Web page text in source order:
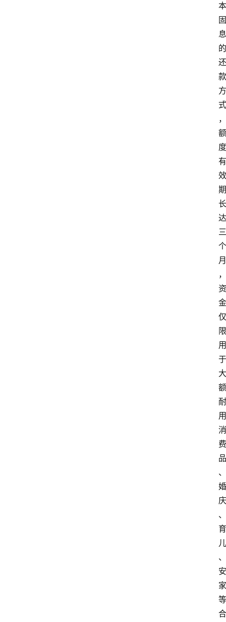
本
固
息
的
还
款
方
式
，
额
度
有
效
期
长
达
三
个
月
，
资
金
仅
限
用
于
大
额
耐
用
消
费
品
、
婚
庆
、
育
儿
、
安
家
等
合